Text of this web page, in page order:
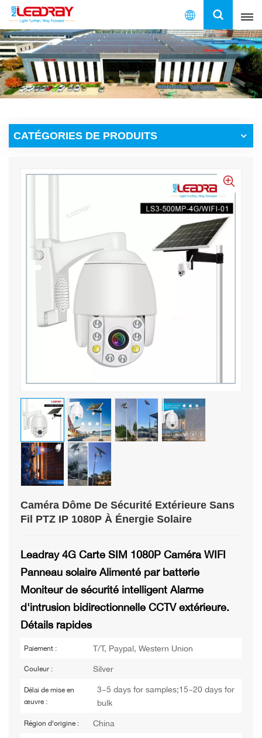
Français
English
français
español
CATÉGORIES DE PRODUITS
Caméra Dôme De Sécurité Extérieure Sans
Fil PTZ IP 1080P À Énergie Solaire
Leadray 4G Carte SIM 1080P Caméra WIFI
Panneau solaire Alimenté par batterie
Moniteur de sécurité intelligent Alarme
d'intrusion bidirectionnelle CCTV extérieure.
Détails rapides
Paiement : T/T, Paypal, Western Union
Couleur : Silver
Délai de mise en
œuvre :
3~5 days for samples;15~20 days for
bulk
Région d'origine : China